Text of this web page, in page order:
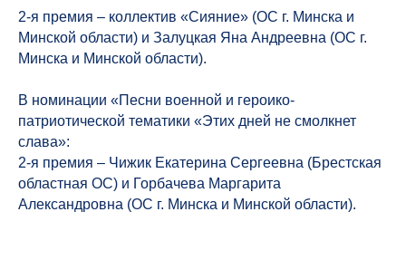
2-я премия – коллектив «Сияние» (ОС г. Минска и
Минской области) и Залуцкая Яна Андреевна (ОС г.
Минска и Минской области).
В номинации «Песни военной и героико-
патриотической тематики «Этих дней не смолкнет
слава»:
2-я премия – Чижик Екатерина Сергеевна (Брестская
областная ОС) и Горбачева Маргарита
Александровна (ОС г. Минска и Минской области).